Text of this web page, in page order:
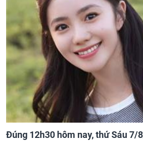
Đúng 12h30 hôm nay, thứ Sáu 7/